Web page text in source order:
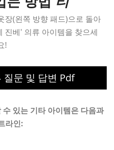
장(왼쪽 방향 패드)으로 돌아
진베' 의류 아이템을 찾으세
!
문 및 답변 Pdf
있는 기타 아이템은 다음과
라인: